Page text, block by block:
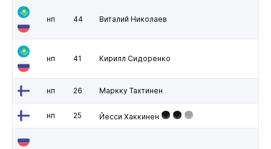
нп 44 Виталий Николаев
нп 41 Кирилл Сидоренко
нп 26 Маркку Тахтинен
нп 25 Йесси Хаккинен